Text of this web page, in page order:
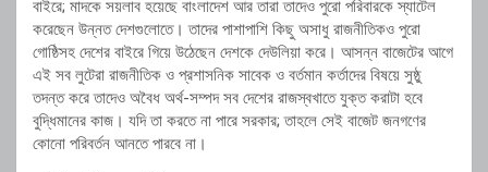
বাইরে; মাদকে সয়লাব হয়েছে বাংলাদেশ আর তারা তাদেও পুরো পরিবারকে স্যাটেল
করেছেন উন্নত দেশগুলোতে। তাদের পাশাপাশি কিছু অসাধু রাজনীতিকও পুরো
গোষ্ঠিসহ দেশের বাইরে গিয়ে উঠেছেন দেশকে দেউলিয়া করে। আসন্ন বাজেটের আগে
এই সব লুটেরা রাজনীতিক ও প্রশাসনিক সাবেক ও বর্তমান কর্তাদের বিষয়ে সুষ্ঠু
তদন্ত করে তাদেও অবৈধ অর্থ-সম্পদ সব দেশের রাজস্বখাতে যুক্ত করাটা হবে
বুদ্ধিমানের কাজ। যদি তা করতে না পারে সরকার; তাহলে সেই বাজেট জনগণের
কোনো পরিবর্তন আনতে পারবে না।